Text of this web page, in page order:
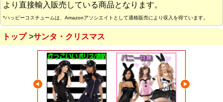
より直接輸入販売している商品となります。
*ハッピーコスチュームは、Amazonアソシエイトとして適格販売により収入を得ています。
トップ サンタ・クリスマス